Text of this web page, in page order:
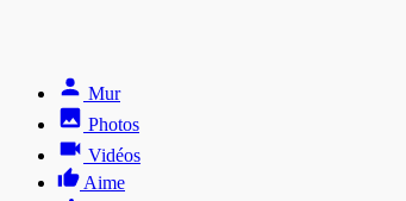
Mur
Photos
Vidéos
Aime